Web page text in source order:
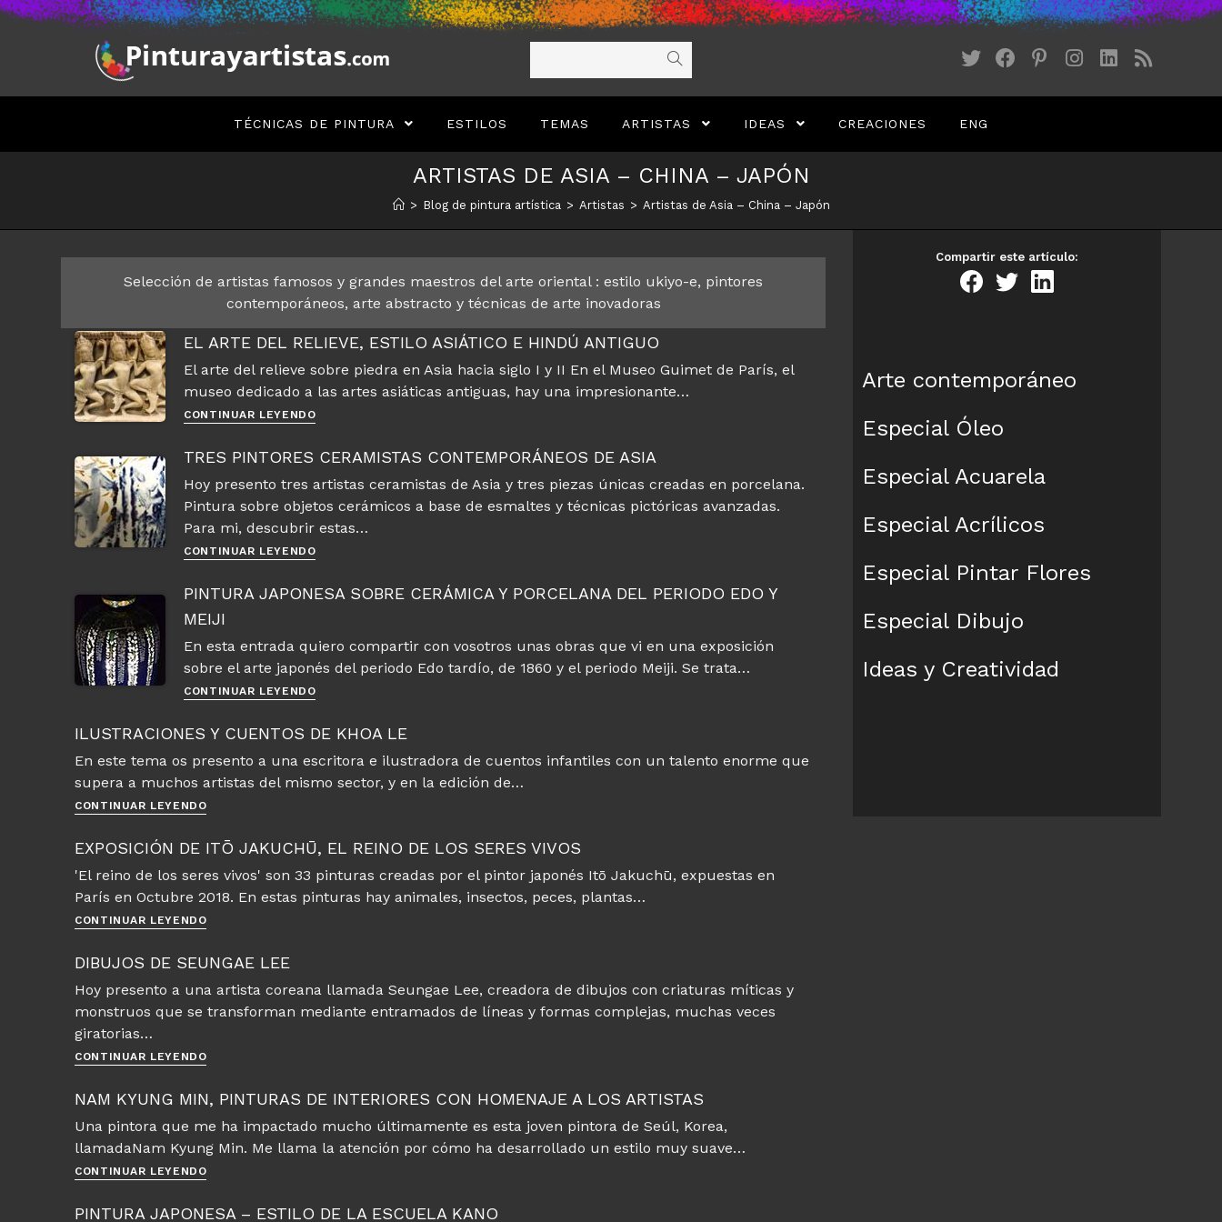
Saltar
TÉCNICAS DE PINTURA ESTILOS TEMAS ARTISTAS IDEAS CREACIONES ENG
ARTISTAS DE ASIA – CHINA – JAPÓN
> Blog de pintura artística > Artistas > Artistas de Asia – China – Japón
Selección de artistas famosos y grandes maestros del arte oriental : estilo ukiyo-e, pintores
contemporáneos, arte abstracto y técnicas de arte inovadoras
EL ARTE DEL RELIEVE, ESTILO ASIÁTICO E HINDÚ ANTIGUO
El arte del relieve sobre piedra en Asia hacia siglo I y II En el Museo Guimet de París, el
museo dedicado a las artes asiáticas antiguas, hay una impresionante…
CONTINUAR LEYENDOEl
del
estilo
asiático
e
antiguo
TRES PINTORES CERAMISTAS CONTEMPORÁNEOS DE ASIA
Hoy presento tres artistas ceramistas de Asia y tres piezas únicas creadas en porcelana.
Pintura sobre objetos cerámicos a base de esmaltes y técnicas pictóricas avanzadas.
Para mi, descubrir estas…
CONTINUAR LEYENDOTres
ceramistas
Asia
PINTURA JAPONESA SOBRE CERÁMICA Y PORCELANA DEL PERIODO EDO Y
MEIJI
En esta entrada quiero compartir con vosotros unas obras que vi en una exposición
sobre el arte japonés del periodo Edo tardío, de 1860 y el periodo Meiji. Se trata…
CONTINUAR LEYENDOPintura
sobre
y
porcelana
Edo
y
Meiji
ILUSTRACIONES Y CUENTOS DE KHOA LE
En este tema os presento a una escritora e ilustradora de cuentos infantiles con un talento enorme que
supera a muchos artistas del mismo sector, y en la edición de…
CONTINUAR LEYENDOIlustraciones
cuentos
Khoa
Le
EXPOSICIÓN DE ITŌ JAKUCHŪ, EL REINO DE LOS SERES VIVOS
'El reino de los seres vivos' son 33 pinturas creadas por el pintor japonés Itō Jakuchū, expuestas en
París en Octubre 2018. En estas pinturas hay animales, insectos, peces, plantas…
CONTINUAR LEYENDOExposición
Itō
el
Reino
seres
DIBUJOS DE SEUNGAE LEE
Hoy presento a una artista coreana llamada Seungae Lee, creadora de dibujos con criaturas míticas y
monstruos que se transforman mediante entramados de líneas y formas complejas, muchas veces
giratorias…
CONTINUAR LEYENDODibujos
Seungae
Lee
NAM KYUNG MIN, PINTURAS DE INTERIORES CON HOMENAJE A LOS ARTISTAS
Una pintora que me ha impactado mucho últimamente es esta joven pintora de Seúl, Korea,
llamadaNam Kyung Min. Me llama la atención por cómo ha desarrollado un estilo muy suave…
CONTINUAR LEYENDONam
Min,
PINTURA JAPONESA – ESTILO DE LA ESCUELA KANO
Compartir este artículo:
Arte contemporáneo
Especial Óleo
Especial Acuarela
Especial Acrílicos
Especial Pintar Flores
Especial Dibujo
Ideas y Creatividad